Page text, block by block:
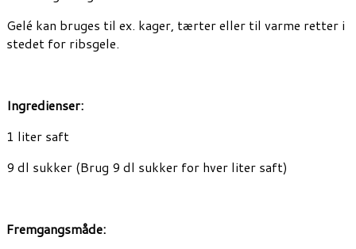
Gelé kan bruges til ex. kager, tærter eller til varme retter i
stedet for ribsgele.
Ingredienser:
1 liter saft
9 dl sukker (Brug 9 dl sukker for hver liter saft)
Fremgangsmåde: